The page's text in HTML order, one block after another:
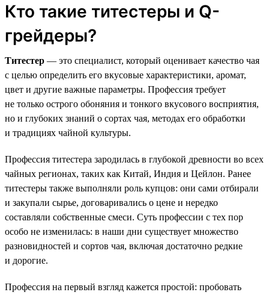
Кто такие титестеры и Q-
грейдеры?
Титестер — это специалист, который оценивает качество чая
с целью определить его вкусовые характеристики, аромат,
цвет и другие важные параметры. Профессия требует
не только острого обоняния и тонкого вкусового восприятия,
но и глубоких знаний о сортах чая, методах его обработки
и традициях чайной культуры.
Профессия титестера зародилась в глубокой древности во всех
чайных регионах, таких как Китай, Индия и Цейлон. Ранее
титестеры также выполняли роль купцов: они сами отбирали
и закупали сырье, договаривались о цене и нередко
составляли собственные смеси. Суть профессии с тех пор
особо не изменилась: в наши дни существует множество
разновидностей и сортов чая, включая достаточно редкие
и дорогие.
Профессия на первый взгляд кажется простой: пробовать